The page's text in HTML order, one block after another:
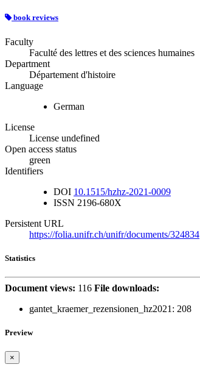
book reviews
Faculty
Faculté des lettres et des sciences humaines
Department
Département d'histoire
Language
German
License
License undefined
Open access status
green
Identifiers
DOI 10.1515/hzhz-2021-0009
ISSN 2196-680X
Persistent URL
https://folia.unifr.ch/unifr/documents/324834
Statistics
Document views: 116 File downloads:
gantet_kraemer_rezensionen_hz2021: 208
Preview
×